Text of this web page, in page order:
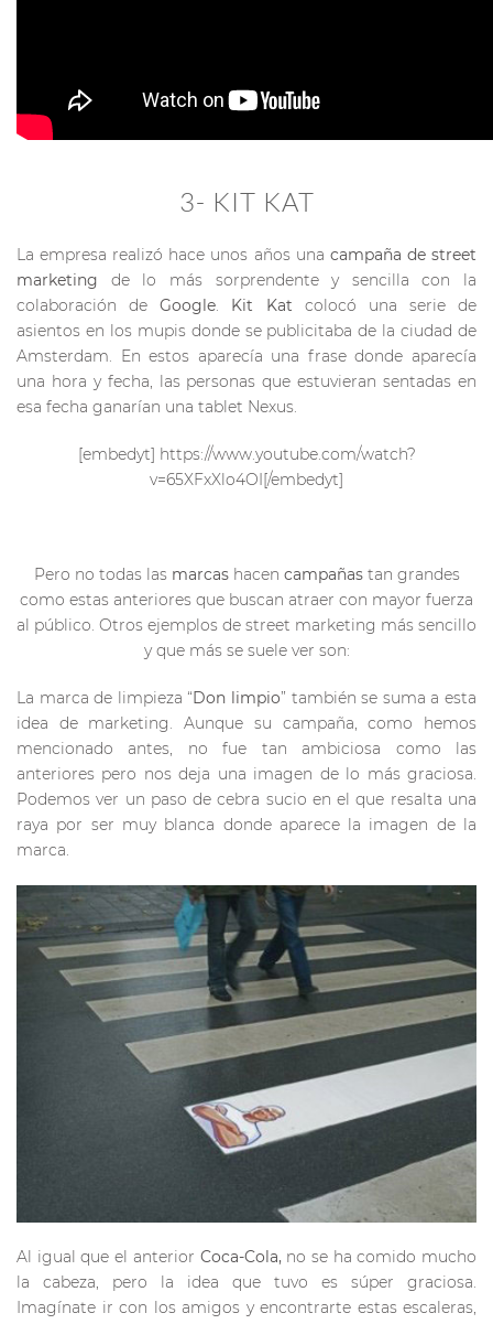
3- KIT KAT
La empresa realizó hace unos años una campaña de street
marketing de lo más sorprendente y sencilla con la
colaboración deGoogle. Kit Kat colocó una serie de
asientos en los mupis donde se publicitaba de la ciudad de
Amsterdam. En estos aparecía una frase donde aparecía
una hora y fecha, las personas que estuvieran sentadas en
esa fecha ganarían una tablet Nexus.
[embedyt] https://www.youtube.com/watch?
v=65XFxXlo4OI[/embedyt]
Pero no todas las marcashacen campañastan grandes
como estas anteriores que buscan atraer con mayor fuerza
al público. Otros ejemplos de street marketing más sencillo
y que más se suele ver son:
La marca de limpieza “Don limpio” también se suma a esta
idea de marketing. Aunque su campaña, como hemos
mencionado antes, no fue tan ambiciosa como las
anteriores pero nos deja una imagen de lo más graciosa.
Podemos ver un paso de cebra sucio en el que resalta una
raya por ser muy blanca donde aparece la imagen de la
marca.
Al igual que el anterior Coca-Cola, no se ha comido mucho
la cabeza, pero la idea que tuvo es súper graciosa.
Imagínate ir con los amigos y encontrarte estas escaleras,